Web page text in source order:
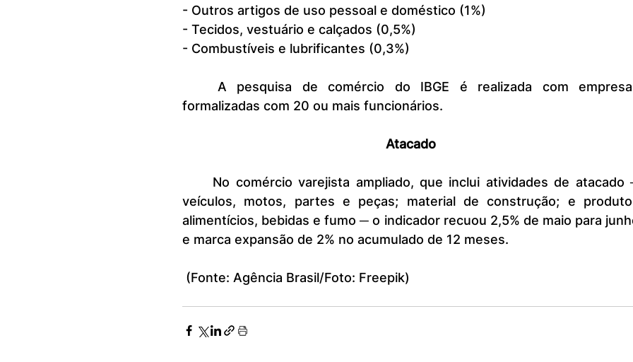
- Outros artigos de uso pessoal e doméstico (1%)
- Tecidos, vestuário e calçados (0,5%)
- Combustíveis e lubrificantes (0,3%)
formalizadas com 20 ou mais funcionários.
Atacado
veículos, motos, partes e peças; material de construção; e
alimentícios, bebidas e fumo ─ o indicador recuou 2,5% de maio para
e marca expansão de 2% no acumulado de 12 meses.
(Fonte: Agência Brasil/Foto: Freepik)